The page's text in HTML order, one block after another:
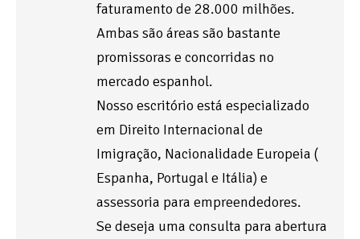
faturamento de 28.000 milhões.
Ambas são áreas são bastante
promissoras e concorridas no
mercado espanhol.
Nosso escritório está especializado
em Direito Internacional de
Imigração, Nacionalidade Europeia (
Espanha, Portugal e Itália) e
assessoria para empreendedores.
Se deseja uma consulta para abertura